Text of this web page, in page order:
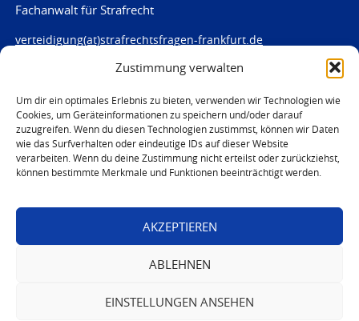
Zustimmung verwalten
Um dir ein optimales Erlebnis zu bieten, verwenden wir Technologien wie
Cookies, um Geräteinformationen zu speichern und/oder darauf
zuzugreifen. Wenn du diesen Technologien zustimmst, können wir Daten
wie das Surfverhalten oder eindeutige IDs auf dieser Website
verarbeiten. Wenn du deine Zustimmung nicht erteilst oder zurückziehst,
können bestimmte Merkmale und Funktionen beeinträchtigt werden.
AKZEPTIEREN
ABLEHNEN
EINSTELLUNGEN ANSEHEN
Fachanwalt für Strafrecht
verteidigung(at)strafrechtsfragen-frankfurt.de
www.strafrechtsfragen-frankfurt.de
Louisenstraße 84
61348 Bad Homburg
Telefon:06172 - 66 28 00
Telefax: 06172 - 66 28 01
0171 - 691 67 67